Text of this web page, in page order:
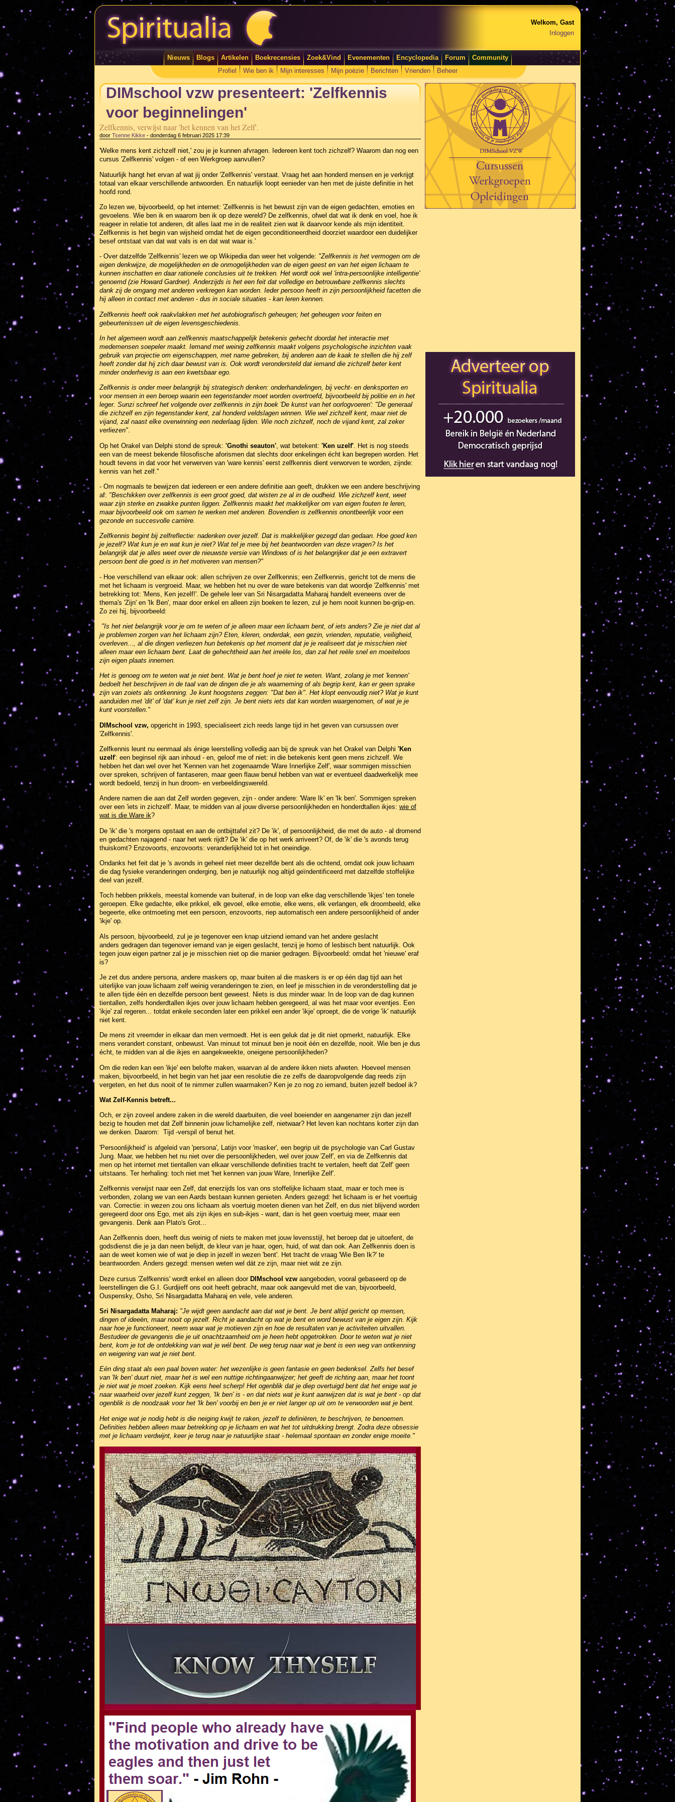
Welkom, Gast
Inloggen
Nieuws Blogs Artikelen Boekrecensies Zoek&Vind Evenementen Encyclopedia Forum
Community
Profiel
Wie ben ik Mijn interesses Mijn poëzie Berichten Vrienden Beheer
DIMschool vzw presenteert: 'Zelfkennis
voor beginnelingen'
Zelfkennis, verwijst naar 'het kennen van het Zelf'.
door Tsenne Kikke - donderdag 6 februari 2025 17:39
'Welke mens kent zichzelf niet,' zou je je kunnen afvragen. Iedereen kent toch zichzelf? Waarom dan nog een
cursus 'Zelfkennis' volgen - of een Werkgroep aanvullen?
Natuurlijk hangt het ervan af wat jij onder 'Zelfkennis' verstaat. Vraag het aan honderd mensen en je verkrijgt
totaal van elkaar verschillende antwoorden. En natuurlijk loopt eenieder van hen met de juiste definitie in het
hoofd rond.
Zo lezen we, bijvoorbeeld, op het internet: 'Zelfkennis is het bewust zijn van de eigen gedachten, emoties en
gevoelens. Wie ben ik en waarom ben ik op deze wereld? De zelfkennis, ofwel dat wat ik denk en voel, hoe ik
reageer in relatie tot anderen, dit alles laat me in de realiteit zien wat ik daarvoor kende als mijn identiteit.
Zelfkennis is het begin van wijsheid omdat het de eigen geconditioneerdheid doorziet waardoor een duidelijker
besef ontstaat van dat wat vals is en dat wat waar is.'
- Over datzelfde 'Zelfkennis' lezen we op Wikipedia dan weer het volgende: "Zelfkennis is het vermogen om de
eigen denkwijze, de mogelijkheden en de onmogelijkheden van de eigen geest en van het eigen lichaam te
kunnen inschatten en daar rationele conclusies uit te trekken. Het wordt ook wel 'intra-persoonlijke intelligentie'
genoemd (zie Howard Gardner). Anderzijds is het een feit dat volledige en betrouwbare zelfkennis slechts
dank zij de omgang met anderen verkregen kan worden. Ieder persoon heeft in zijn persoonlijkheid facetten die
hij alleen in contact met anderen - dus in sociale situaties - kan leren kennen.
Zelfkennis heeft ook raakvlakken met het autobiografisch geheugen; het geheugen voor feiten en
gebeurtenissen uit de eigen levensgeschiedenis.
In het algemeen wordt aan zelfkennis maatschappelijk betekenis gehecht doordat het interactie met
medemensen soepeler maakt. Iemand met weinig zelfkennis maakt volgens psychologische inzichten vaak
gebruik van projectie om eigenschappen, met name gebreken, bij anderen aan de kaak te stellen die hij zelf
heeft zonder dat hij zich daar bewust van is. Ook wordt verondersteld dat iemand die zichzelf beter kent
minder onderhevig is aan een kwetsbaar ego.
Zelfkennis is onder meer belangrijk bij strategisch denken: onderhandelingen, bij vecht- en denksporten en
voor mensen in een beroep waarin een tegenstander moet worden overtroefd, bijvoorbeeld bij politie en in het
leger. Sunzi schreef het volgende over zelfkennis in zijn boek 'De kunst van het oorlogvoeren': "De generaal
die zichzelf en zijn tegenstander kent, zal honderd veldslagen winnen. Wie wel zichzelf kent, maar niet de
vijand, zal naast elke overwinning een nederlaag lijden. Wie noch zichzelf, noch de vijand kent, zal zeker
verliezen".
Op het Orakel van Delphi stond de spreuk: 'Gnothi seauton' , wat betekent: 'Ken uzelf' . Het is nog steeds
een van de meest bekende filosofische aforismen dat slechts door enkelingen écht kan begrepen worden. Het
houdt tevens in dat voor het verwerven van 'ware kennis' eerst zelfkennis dient verworven te worden, zijnde:
kennis van het zelf."
- Om nogmaals te bewijzen dat iedereen er een andere definitie aan geeft, drukken we een andere beschrijving
af: "Beschikken over zelfkennis is een groot goed, dat wisten ze al in de oudheid. Wie zichzelf kent, weet
waar zijn sterke en zwakke punten liggen. Zelfkennis maakt het makkelijker om van eigen fouten te leren,
maar bijvoorbeeld ook om samen te werken met anderen. Bovendien is zelfkennis onontbeerlijk voor een
gezonde en succesvolle carrière.
Zelfkennis begint bij zelfreflectie: nadenken over jezelf. Dat is makkelijker gezegd dan gedaan. Hoe goed ken
je jezelf? Wat kun je en wat kun je niet? Wat tel je mee bij het beantwoorden van deze vragen? Is het
belangrijk dat je alles weet over de nieuwste versie van Windows of is het belangrijker dat je een extravert
persoon bent die goed is in het motiveren van mensen?"
- Hoe verschillend van elkaar ook: allen schrijven ze over Zelfkennis; een Zelfkennis, gericht tot de mens die
met het lichaam is vergroeid. Maar, we hebben het nu over de ware betekenis van dat woordje 'Zelfkennis' met
betrekking tot: 'Mens, Ken jezelf!'. De gehele leer van Sri Nisargadatta Maharaj handelt eveneens over de
thema's 'Zijn' en 'Ik Ben', maar door enkel en alleen zijn boeken te lezen, zul je hem nooit kunnen be-grijp-en.
Zo zei hij, bijvoorbeeld:
"Is het niet belangrijk voor je om te weten of je alleen maar een lichaam bent, of iets anders? Zie je niet dat al
je problemen zorgen van het lichaam zijn? Eten, kleren, onderdak, een gezin, vrienden, reputatie, veiligheid,
overleven..., al die dingen verliezen hun betekenis op het moment dat je je realiseert dat je misschien niet
alleen maar een lichaam bent. Laat de gehechtheid aan het irreële los, dan zal het reële snel en moeiteloos
zijn eigen plaats innemen.
Het is genoeg om te weten wat je niet bent. Wat je bent hoef je niet te weten. Want, zolang je met 'kennen'
bedoelt het beschrijven in de taal van de dingen die je als waarneming of als begrip kent, kan er geen sprake
zijn van zoiets als ontkenning. Je kunt hoogstens zeggen: "Dat ben ik". Het klopt eenvoudig niet? Wat je kunt
aanduiden met 'dit' of 'dat' kun je niet zelf zijn. Je bent niets iets dat kan worden waargenomen, of wat je je
kunt voorstellen."
DIMschool vzw, opgericht in 1993, specialiseert zich reeds lange tijd in het geven van cursussen over
'Zelfkennis'.
Zelfkennis leunt nu eenmaal als énige leerstelling volledig aan bij de spreuk van het Orakel van Delphi 'Ken
uzelf': een beginsel rijk aan inhoud - en, geloof me of niet: in die betekenis kent geen mens zichzelf. We
hebben het dan wel over het 'Kennen van het zogenaamde 'Ware Innerlijke Zelf', waar sommigen misschien
over spreken, schrijven of fantaseren, maar geen flauw benul hebben van wat er eventueel daadwerkelijk mee
wordt bedoeld, tenzij in hun droom- en verbeeldingswereld.
Andere namen die aan dat Zelf worden gegeven, zijn - onder andere: 'Ware Ik' en 'Ik ben'. Sommigen spreken
over een 'iets in zichzelf'. Maar, te midden van al jouw diverse persoonlijkheden en honderdtallen ikjes: wie of
wat is die Ware ik?
De 'ik' die 's morgens opstaat en aan de ontbijttafel zit? De 'ik', of persoonlijkheid, die met de auto - al dromend
en gedachten najagend - naar het werk rijdt? De 'ik' die op het werk arriveert? Of, de 'ik' die 's avonds terug
thuiskomt? Enzovoorts, enzovoorts: veranderlijkheid tot in het oneindige.
Ondanks het feit dat je 's avonds in geheel niet meer dezelfde bent als die ochtend, omdat ook jouw lichaam
die dag fysieke veranderingen onderging, ben je natuurlijk nog altijd geïndentificeerd met datzelfde stoffelijke
deel van jezelf.
Toch hebben prikkels, meestal komende van buitenaf, in de loop van elke dag verschillende 'ikjes' ten tonele
geroepen. Elke gedachte, elke prikkel, elk gevoel, elke emotie, elke wens, elk verlangen, elk droombeeld, elke
begeerte, elke ontmoeting met een persoon, enzovoorts, riep automatisch een andere persoonlijkheid of ander
'ikje' op.
Als persoon, bijvoorbeeld, zul je je tegenover een knap uitziend iemand van het andere geslacht
anders gedragen dan tegenover iemand van je eigen geslacht, tenzij je homo of lesbisch bent natuurlijk. Ook
tegen jouw eigen partner zal je je misschien niet op die manier gedragen. Bijvoorbeeld: omdat het 'nieuwe' eraf
is?
Je zet dus andere persona, andere maskers op, maar buiten al die maskers is er op één dag tijd aan het
uiterlijke van jouw lichaam zelf weinig veranderingen te zien, en leef je misschien in de veronderstelling dat je
te allen tijde één en dezelfde persoon bent geweest. Niets is dus minder waar. In de loop van de dag kunnen
tientallen, zelfs honderdtallen ikjes over jouw lichaam hebben geregeerd, al was het maar voor eventjes. Een
'ikje' zal regeren... totdat enkele seconden later een prikkel een ander 'ikje' oproept, die de vorige 'ik' natuurlijk
niet kent.
De mens zit vreemder in elkaar dan men vermoedt. Het is een geluk dat je dit niet opmerkt, natuurlijk. Elke
mens verandert constant, onbewust. Van minuut tot minuut ben je nooit één en dezelfde, nooit. Wie ben je dus
écht, te midden van al die ikjes en aangekweekte, oneigene persoonlijkheden?
Om die reden kan een 'ikje' een belofte maken, waarvan al de andere ikken niets afweten. Hoeveel mensen
maken, bijvoorbeeld, in het begin van het jaar een resolutie die ze zelfs de daaropvolgende dag reeds zijn
vergeten, en het dus nooit of te nimmer zullen waarmaken? Ken je zo nog zo iemand, buiten jezelf bedoel ik?
Wat Zelf-Kennis betreft...
Och, er zijn zoveel andere zaken in die wereld daarbuiten, die veel boeiender en aangenamer zijn dan jezelf
bezig te houden met dat Zelf binnenin jouw lichamelijke zelf, nietwaar? Het leven kan nochtans korter zijn dan
we denken. Daarom: Tijd -verspil of benut het.
'Persoonlijkheid' is afgeleid van 'persona', Latijn voor 'masker', een begrip uit de psychologie van Carl Gustav
Jung. Maar, we hebben het nu niet over die persoonlijkheden, wel over jouw 'Zelf', en via de Zelfkennis dat
men op het internet met tientallen van elkaar verschillende definities tracht te vertalen, heeft dat 'Zelf' geen
uitstaans. Ter herhaling: toch niet met 'het kennen van jouw Ware, Innerlijke Zelf'.
Zelfkennis verwijst naar een Zelf, dat enerzijds los van ons stoffelijke lichaam staat, maar er toch mee is
verbonden, zolang we van een Aards bestaan kunnen genieten. Anders gezegd: het lichaam is er het voertuig
van. Correctie: in wezen zou ons lichaam als voertuig moeten dienen van het Zelf, en dus niet blijvend worden
geregeerd door ons Ego, met als zijn ikjes en sub-ikjes - want, dan is het geen voertuig meer, maar een
gevangenis. Denk aan Plato's Grot...
Aan Zelfkennis doen, heeft dus weinig of niets te maken met jouw levensstijl, het beroep dat je uitoefent, de
godsdienst die je ja dan neen belijdt, de kleur van je haar, ogen, huid, of wat dan ook. Aan Zelfkennis doen is
aan de weet komen wie of wat je diep in jezelf in wezen 'bent'. Het tracht de vraag 'Wie Ben Ik?' te
beantwoorden. Anders gezegd: mensen weten wel dát ze zijn, maar niet wát ze zijn.
Deze cursus 'Zelfkennis' wordt enkel en alleen door DIMschool vzw aangeboden, vooral gebaseerd op de
leerstellingen die G.I. Gurdjieff ons ooit heeft gebracht, maar ook aangevuld met die van, bijvoorbeeld,
Ouspensky, Osho, Sri Nisargadatta Maharaj en vele, vele anderen.
Sri Nisargadatta Maharaj: "Je wijdt geen aandacht aan dat wat je bent. Je bent altijd gericht op mensen,
dingen of ideeën, maar nooit op jezelf. Richt je aandacht op wat je bent en word bewust van je eigen zijn. Kijk
naar hoe je functioneert, neem waar wat je motieven zijn en hoe de resultaten van je activiteiten uitvallen.
Bestudeer de gevangenis die je uit onachtzaamheid om je heen hebt opgetrokken. Door te weten wat je niet
bent, kom je tot de ontdekking van wat je wél bent. De weg terug naar wat je bent is een weg van ontkenning
en weigering van wat je niet bent.
Eén ding staat als een paal boven water: het wezenlijke is geen fantasie en geen bedenksel. Zelfs het besef
van 'Ik ben' duurt niet, maar het is wel een nuttige richtingaanwijzer; het geeft de richting aan, maar het toont
je niet wat je moet zoeken. Kijk eens heel scherp! Het ogenblik dat je diep overtuigd bent dat het enige wat je
naar waarheid over jezelf kunt zeggen, 'Ik ben' is - en dat niets wat je kunt aanwijzen dat is wat je bent - op dat
ogenblik is de noodzaak voor het 'Ik ben' voorbij en ben je er niet langer op uit om te verwoorden wat je bent.
Het enige wat je nodig hebt is die neiging kwijt te raken, jezelf te definiëren, te beschrijven, te benoemen.
Definities hebben alleen maar betrekking op je lichaam en wat het tot uitdrukking brengt. Zodra deze obsessie
met je lichaam verdwijnt, keer je terug naar je natuurlijke staat - helemaal spontaan en zonder enige moeite."